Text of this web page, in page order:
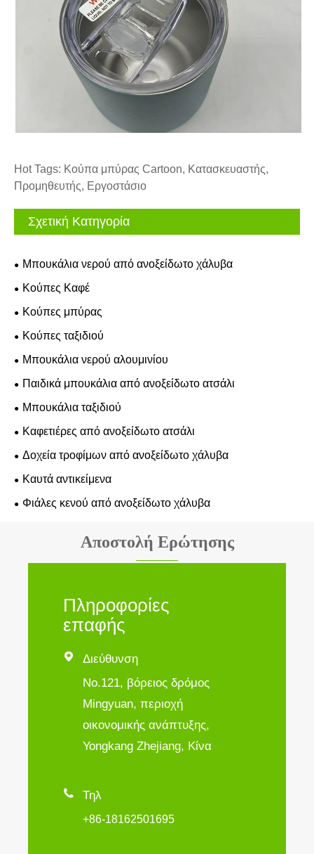
Hot Tags: Κούπα μπύρας Cartoon, Κατασκευαστής,
Προμηθευτής, Εργοστάσιο
Σχετική Κατηγορία
Μπουκάλια νερού από ανοξείδωτο χάλυβα
Κούπες Καφέ
Κούπες μπύρας
Κούπες ταξιδιού
Μπουκάλια νερού αλουμινίου
Παιδικά μπουκάλια από ανοξείδωτο ατσάλι
Μπουκάλια ταξιδιού
Καφετιέρες από ανοξείδωτο ατσάλι
Δοχεία τροφίμων από ανοξείδωτο χάλυβα
Καυτά αντικείμενα
Φιάλες κενού από ανοξείδωτο χάλυβα
Αποστολή Ερώτησης
Πληροφορίες
επαφής

Διεύθυνση
No.121, βόρειος δρόμος
Mingyuan, περιοχή
οικονομικής ανάπτυξης,
Yongkang Zhejiang, Κίνα
 Τηλ
+86-18162501695